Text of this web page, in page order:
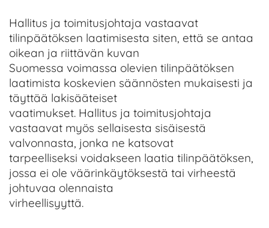
Hallitus ja toimitusjohtaja vastaavat
tilinpäätöksen laatimisesta siten, että se antaa
oikean ja riittävän kuvan
Suomessa voimassa olevien tilinpäätöksen
laatimista koskevien säännösten mukaisesti ja
täyttää lakisääteiset
vaatimukset. Hallitus ja toimitusjohtaja
vastaavat myös sellaisesta sisäisestä
valvonnasta, jonka ne katsovat
tarpeelliseksi voidakseen laatia tilinpäätöksen,
jossa ei ole väärinkäytöksestä tai virheestä
johtuvaa olennaista
virheellisyyttä.